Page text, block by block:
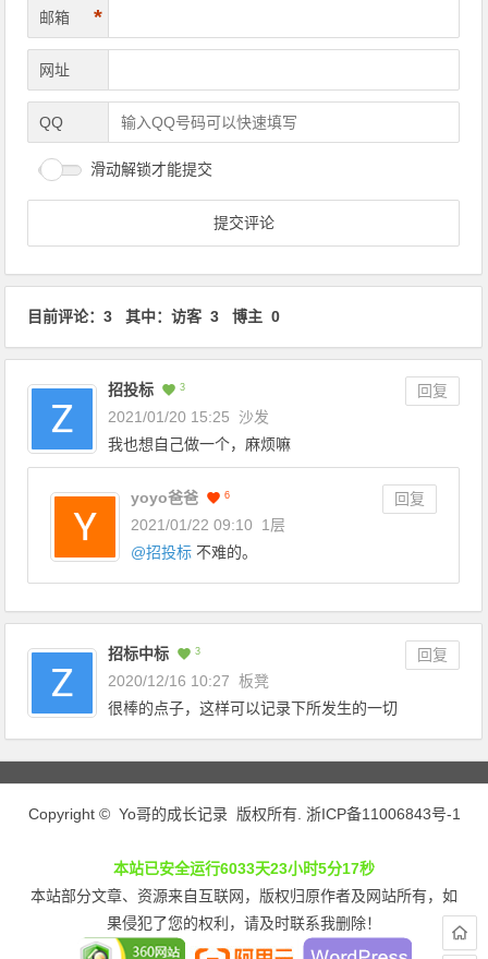
邮箱 *
网址
QQ
滑动解锁才能提交
目前评论：3 其中：访客 3 博主 0
招投标 3
回复
2021/01/20 15:25
沙发
我也想自己做一个，麻烦嘛
yoyo爸爸 6
回复
2021/01/22 09:10
1层
@招投标 不难的。
招标中标 3
回复
2020/12/16 10:27 板凳
很棒的点子，这样可以记录下所发生的一切
Copyright © Yo哥的成长记录 版权所有. 浙ICP备11006843号-1
本站已安全运行6033天23小时5分17秒
本站部分文章、资源来自互联网，版权归原作者及网站所有，如
果侵犯了您的权利，请及时联系我删除！